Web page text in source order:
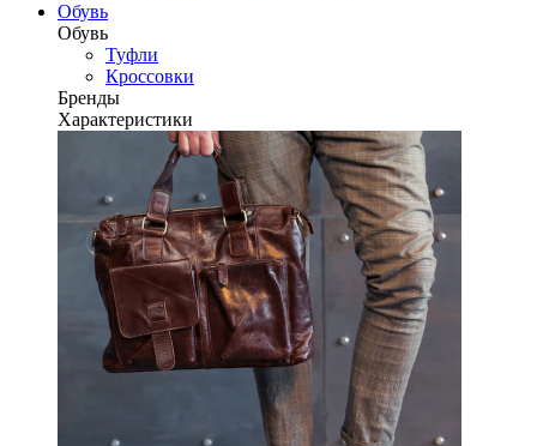
Обувь
Обувь
Туфли
Кроссовки
Бренды
Характеристики